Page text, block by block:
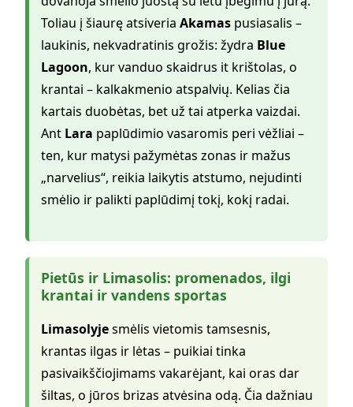
Toliau į šiaurę atsiveria Akamas pusiasalis –
laukinis, nekvadratinis grožis: žydra Blue
Lagoon, kur vanduo skaidrus it krištolas, o
krantai – kalkakmenio atspalvių. Kelias čia
kartais duobėtas, bet už tai atperka vaizdai.
Ant Lara paplūdimio vasaromis peri vėžliai –
ten, kur matysi pažymėtas zonas ir mažus
„narvelius“, reikia laikytis atstumo, nejudinti
smėlio ir palikti paplūdimį tokį, kokį radai.
Pietūs ir Limasolis: promenados, ilgi
krantai ir vandens sportas
Limasolyjesmėlis vietomis tamsesnis,
krantas ilgas ir lėtas – puikiai tinka
pasivaikščiojimams vakarėjant, kai oras dar
šiltas, o jūros brizas atvėsina odą. Čia dažniau